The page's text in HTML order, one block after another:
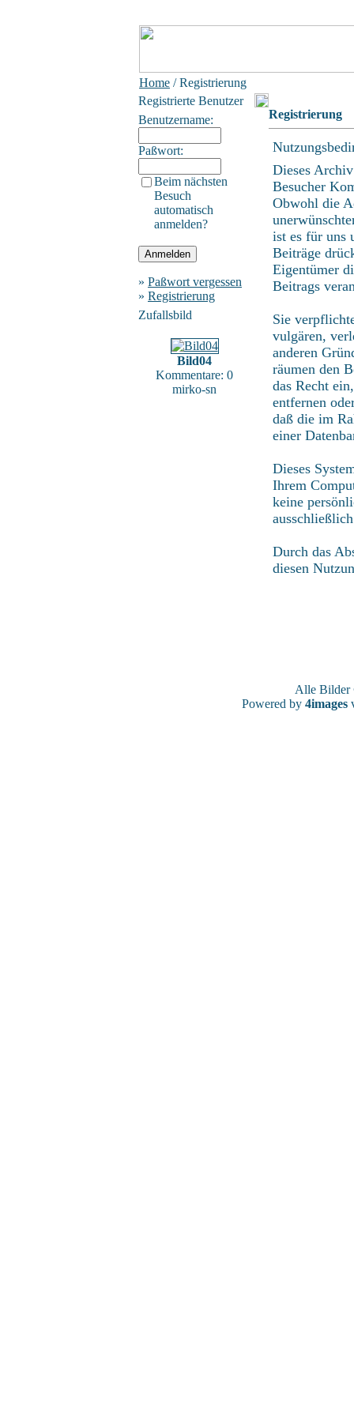
Home / Registrierung
Registrierte Benutzer
Benutzername:
Paßwort:
Beim nächsten
Besuch
automatisch
anmelden?
» Paßwort vergessen
» Registrierung
Zufallsbild
Bild04
Kommentare: 0
mirko-sn
Registrierung
Dieses
Besucher
Obwohl die
ist es für uns
Beiträge
Eigentümer
Beitrags
Sie
vulgären,
anderen
räumen den
das Recht
entfernen
daß die im
einer
Dieses
Ihrem
keine
Durch das
diesen
Alle
Powered by 4images